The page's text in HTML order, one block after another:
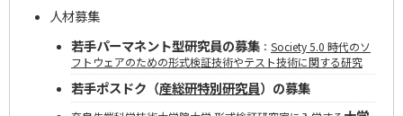
人材募集
若手パーマネント型研究員の募集 ： Society 5.0 時代のソ
フトウェアのための形式検証技術やテスト技術に関する研究
若手ポスドク（産総研特別研究員）の募集